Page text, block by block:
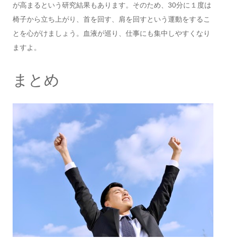
が高まるという研究結果もあります。そのため、30分に１度は
椅子から立ち上がり、首を回す、肩を回すという運動をするこ
とを心がけましょう。血液が巡り、仕事にも集中しやすくなり
ますよ。
まとめ